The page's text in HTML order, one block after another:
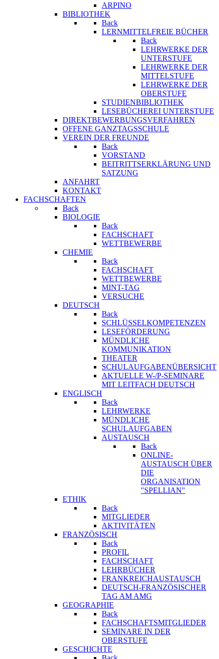
ARPINO
BIBLIOTHEK
Back
LERNMITTELFREIE BÜCHER
Back
LEHRWERKE DER
UNTERSTUFE
LEHRWERKE DER
MITTELSTUFE
LEHRWERKE DER
OBERSTUFE
STUDIENBIBLIOTHEK
LESEBÜCHEREI UNTERSTUFE
DIREKTBEWERBUNGSVERFAHREN
OFFENE GANZTAGSSCHULE
VEREIN DER FREUNDE
Back
VORSTAND
BEITRITTSERKLÄRUNG UND
SATZUNG
ANFAHRT
KONTAKT
FACHSCHAFTEN
Back
BIOLOGIE
Back
FACHSCHAFT
WETTBEWERBE
CHEMIE
Back
FACHSCHAFT
WETTBEWERBE
MINT-TAG
VERSUCHE
DEUTSCH
Back
SCHLÜSSELKOMPETENZEN
LESEFÖRDERUNG
MÜNDLICHE
KOMMUNIKATION
THEATER
SCHULAUFGABENÜBERSICHT
AKTUELLE W-/P-SEMINARE
MIT LEITFACH DEUTSCH
ENGLISCH
Back
LEHRWERKE
MÜNDLICHE
SCHULAUFGABEN
AUSTAUSCH
Back
ONLINE-
AUSTAUSCH ÜBER
DIE
ORGANISATION
"SPELLIAN"
ETHIK
Back
MITGLIEDER
AKTIVITÄTEN
FRANZÖSISCH
Back
PROFIL
FACHSCHAFT
LEHRBÜCHER
FRANKREICHAUSTAUSCH
DEUTSCH-FRANZÖSISCHER
TAG AM AMG
GEOGRAPHIE
Back
FACHSCHAFTSMITGLIEDER
SEMINARE IN DER
OBERSTUFE
GESCHICHTE